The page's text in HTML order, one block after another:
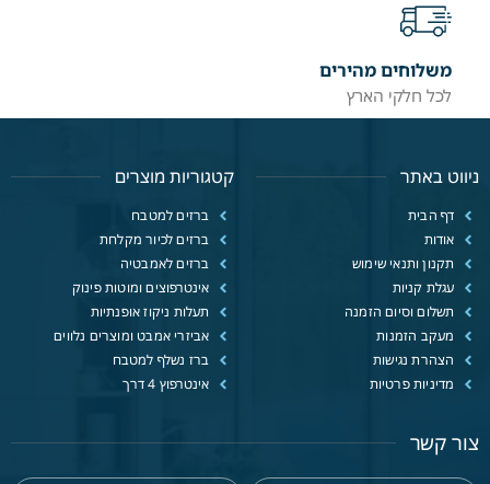
משלוחים מהירים
לכל חלקי הארץ
ניווט באתר
דף הבית
אודות
תקנון ותנאי שימוש
עגלת קניות
תשלום וסיום הזמנה
מעקב הזמנות
הצהרת נגישות
מדיניות פרטיות
קטגוריות מוצרים
ברזים למטבח
ברזים לכיור מקלחת
ברזים לאמבטיה
אינטרפוצים ומוטות פינוק
תעלות ניקוז אופנתיות
אביזרי אמבט ומוצרים נלווים
ברז נשלף למטבח
אינטרפוץ 4 דרך
צור קשר